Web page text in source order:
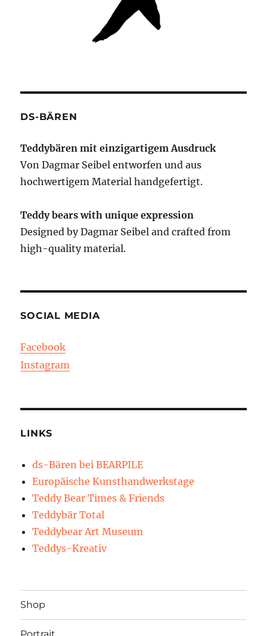
DS-BÄREN
Teddybären mit einzigartigem Ausdruck
Von Dagmar Seibel entworfen und aus
hochwertigem Material handgefertigt.
Teddy bears with unique expression
Designed by Dagmar Seibel and crafted from
high-quality material.
SOCIAL MEDIA
Facebook
Instagram
LINKS
ds-Bären bei BEARPILE
Europäische Kunsthandwerkstage
Teddy Bear Times & Friends
Teddybär Total
Teddybear Art Museum
Teddys-Kreativ
Shop